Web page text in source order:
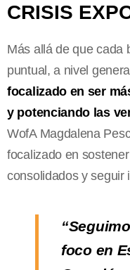
CRISIS
Más allá de que cada
puntual, a nivel
focalizado en ser
y potenciando las
WofA Magdalena
focalizado en
consolidados y seguir
foco en